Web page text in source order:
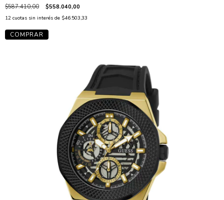
$587.410,00 $558.040,00
12 cuotas sin interés de $46.503,33